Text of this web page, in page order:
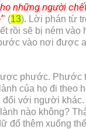
những người
‘” (13). Lời phán từ
rồi sẽ bị ném vào
vào nơi được
phước. Phước
của họ đi theo
với người khác.
nào không?
đổ thêm xuống